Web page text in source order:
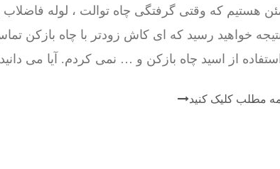
هستیم که وقتی گرفتگی چاه توالت ، لوله فاضلاب
خواهید رسید که ای کاش زودتر با چاه بازکن
از اسید چاه بازکن و … نمی کردم. آیا می
مطلب کلیک کنید